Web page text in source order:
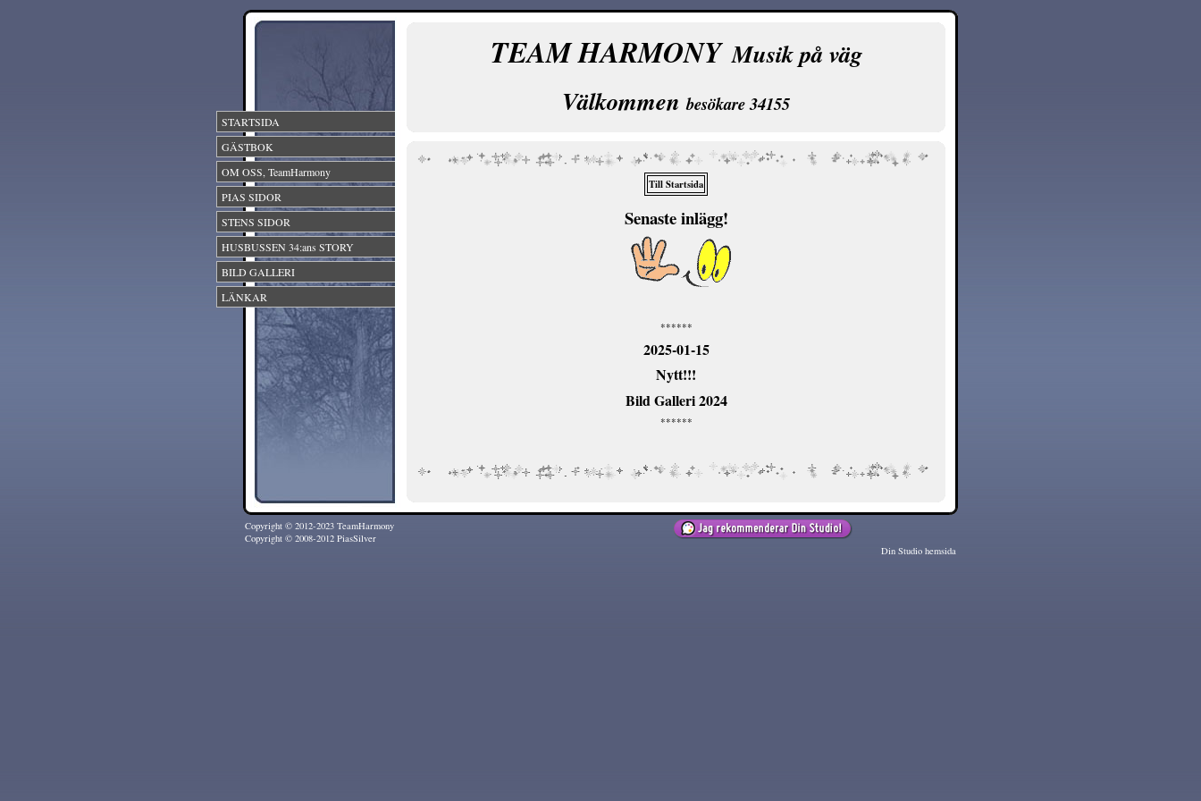
STARTSIDA
GÄSTBOK
OM OSS, TeamHarmony
PIAS SIDOR
STENS SIDOR
HUSBUSSEN 34:ans STORY
BILD GALLERI
LÄNKAR
TEAM HARMONYMusik på väg
Välkommenbesökare 34155
Till Startsida
Senaste inlägg!
******
2025-01-15
Nytt!!!
Bild Galleri 2024
******
Copyright © 2012-2023 TeamHarmony
Copyright © 2008-2012 PiasSilver
Din Studio hemsida